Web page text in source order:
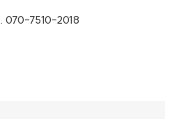
070-7510-2018